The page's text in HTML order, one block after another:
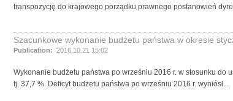
transpozycję do krajowego porządku prawnego postanowień
Szacunkowe wykonanie budżetu państwa w okresie
Publication: 2016.10.21 15:02
Wykonanie budżetu państwa po wrześniu 2016 r. w stosunku do
tj. 37,7 %. Deficyt budżetu państwa po wrześniu 2016 r. wyniósł...